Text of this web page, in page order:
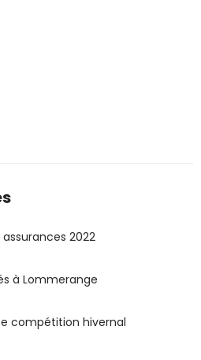
2022
à Lommerange
compétition hivernal